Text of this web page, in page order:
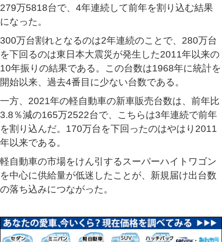
279万5818台で、4年連続して前年を割り込む結果
になった。
300万台割れとなるのは2年連続のことで、280万台
を下回るのは東日本大震災が発生した2011年以来の
10年振りの結果である。この台数は1968年に統計を
開始以来、過去4番目に少ない台数である。
一方、2021年の軽自動車の新車販売台数は、前年比
3.8％減の165万2522台で、こちらは3年連続で前年
を割り込んだ。170万台を下回ったのはやはり2011
年以来である。
軽自動車の市場をけん引するスーパーハイトワゴン
を中心に供給量が低迷したことが、新規届け出台数
の落ち込みにつながった。